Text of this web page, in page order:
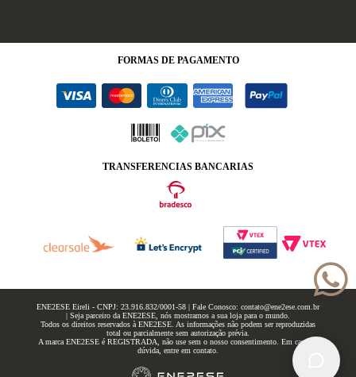
FORMAS DE PAGAMENTO
TRANSFERENCIAS BANCARIAS
ENE2ESE Eireli - CNPJ: 23.916.832/0001-58 | Fale Conosco: contato@ene2ese.com.br
| Seja parceiro da ENE2ESE, nós mostramos a sua loja para o mundo.
Todos os direitos reservados à ENE2ESE. As informações não podem ser reproduzidas
total ou parcialmente sem autorização prévia.
A marca ENE2ESE é REGISTRADA, não use sem o nosso consentimento. Em caso de
dúvida, entre em contato.